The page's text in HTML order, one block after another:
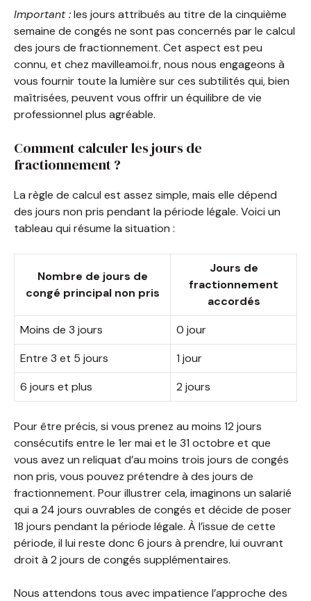
Important :les jours attribués au titre de la cinquième
semaine de congés ne sont pas concernés par le calcul
des jours de fractionnement. Cet aspect est peu
connu, et chez mavilleamoi.fr, nous nous engageons à
vous fournir toute la lumière sur ces subtilités qui, bien
maîtrisées, peuvent vous offrir un équilibre de vie
professionnel plus agréable.
Comment calculer les jours de
fractionnement ?
La règle de calcul est assez simple, mais elle dépend
des jours non pris pendant la période légale. Voici un
tableau qui résume la situation :
Nombre de jours de
congé principal non pris
Jours de
fractionnement
accordés
Moins de 3 jours
0 jour
Entre 3 et 5 jours
1 jour
6 jours et plus
2 jours
Pour être précis, si vous prenez au moins 12 jours
consécutifs entre le 1er mai et le 31 octobre et que
vous avez un reliquat d’au moins trois jours de congés
non pris, vous pouvez prétendre à des jours de
fractionnement. Pour illustrer cela, imaginons un salarié
qui a 24 jours ouvrables de congés et décide de poser
18 jours pendant la période légale. À l’issue de cette
période, il lui reste donc 6 jours à prendre, lui ouvrant
droit à 2 jours de congés supplémentaires.
Nous attendons tous avec impatience l’approche des